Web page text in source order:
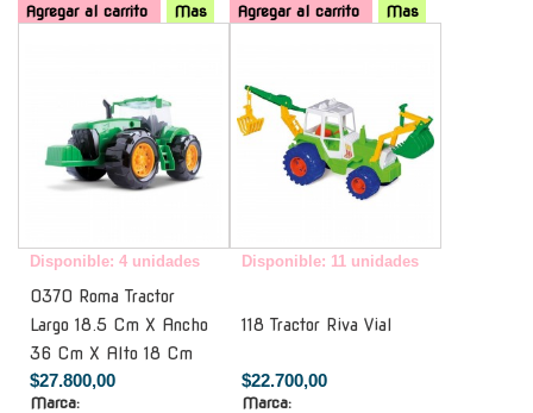
Agregar al carrito Mas Agregar al carrito
Mas
Disponible: 4 unidades
0370 Roma Tractor
Largo 18.5 Cm X Ancho
36 Cm X Alto 18 Cm
$27.800,00
Marca:
Disponible: 11 unidades
118 Tractor Riva Vial
$22.700,00
Marca: